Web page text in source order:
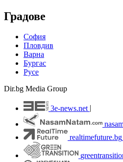
Градове
София
Пловдив
Варна
Бургас
Русе
Dir.bg Media Group
3e-news.net
realtimefuture.bg